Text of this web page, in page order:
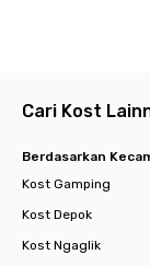
Cari Kost
Berdasarkan
Kost Gamping
Kost Depok
Kost Ngaglik